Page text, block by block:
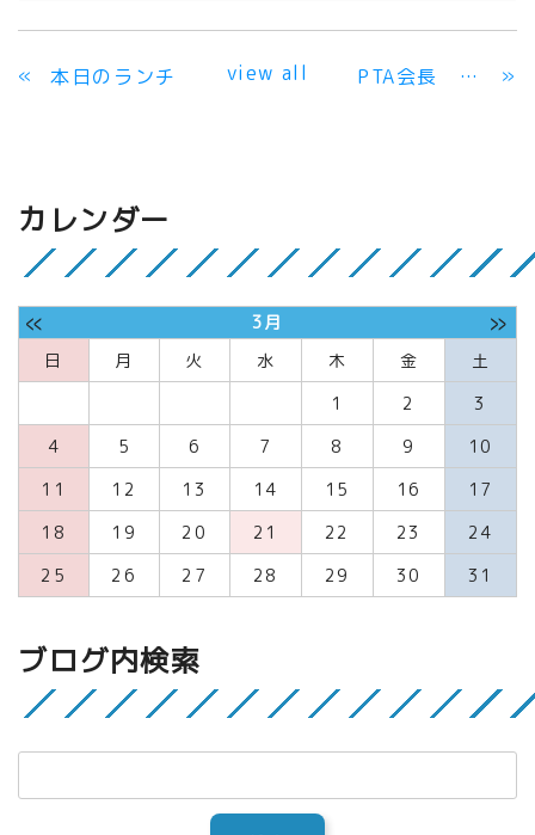
« 本日のランチ view all PTA会長 あいさつ »
カレンダー
« 3月 »
日 月 火 水 木 金
土
1
2
3
4
5 6 7 8 9
10
11
12 13 14 15 16
17
18
19 20 21 22 23
24
25
26 27 28 29 30 31
ブログ内検索